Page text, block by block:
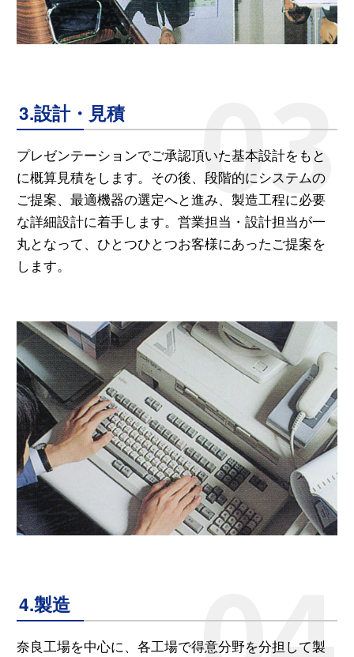
3.設計・見積
プレゼンテーションでご承認頂いた基本設計をもと
に概算見積をします。その後、段階的にシステムの
ご提案、最適機器の選定へと進み、製造工程に必要
な詳細設計に着手します。営業担当・設計担当が一
丸となって、ひとつひとつお客様にあったご提案を
します。
4.製造
奈良工場を中心に、各工場で得意分野を分担して製